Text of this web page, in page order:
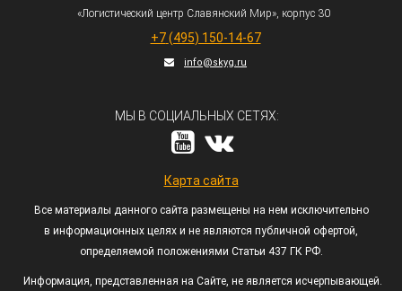
«Логистический центр Славянский Мир», корпус 30
+7 (495) 150-14-67
info@skyg.ru
МЫ В СОЦИАЛЬНЫХ СЕТЯХ:
Карта сайта
Все материалы данного сайта размещены на нем исключительно
в информационных целях и не являются публичной офертой,
определяемой положениями Статьи 437 ГК РФ.
Информация, представленная на Сайте, не является исчерпывающей.